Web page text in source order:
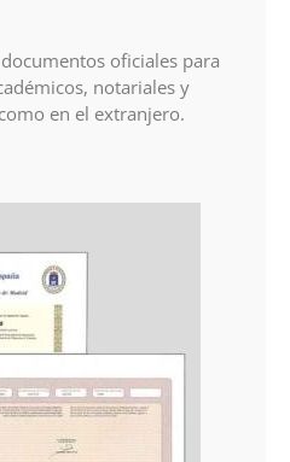
oficiales para
notariales y
en el extranjero.